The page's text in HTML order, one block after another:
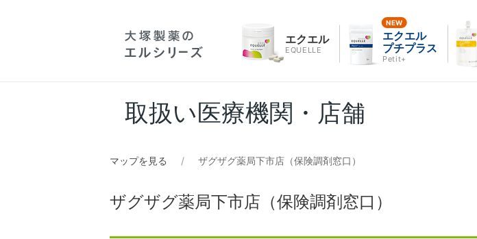
エクエル
EQUELLE
エクエル
プチプラス
Petit+
取扱い医療機関・店舗
マップを見る ザグザグ薬局下市店（保険調剤窓口）
ザグザグ薬局下市店（保険調剤窓口）